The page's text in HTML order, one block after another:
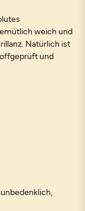
weich und
Natürlich ist
und